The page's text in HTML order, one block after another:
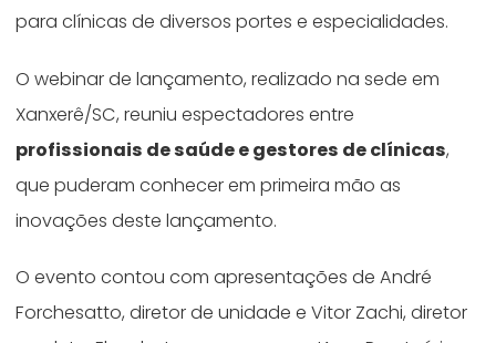
para clínicas de diversos portes e especialidades.
O webinar de lançamento, realizado na sede em
Xanxerê/SC, reuniu espectadores entre
profissionais de saúde e gestores de clínicas,
que puderam conhecer em primeira mão as
inovações deste lançamento.
O evento contou com apresentações de André
Forchesatto, diretor de unidade e Vitor Zachi, diretor